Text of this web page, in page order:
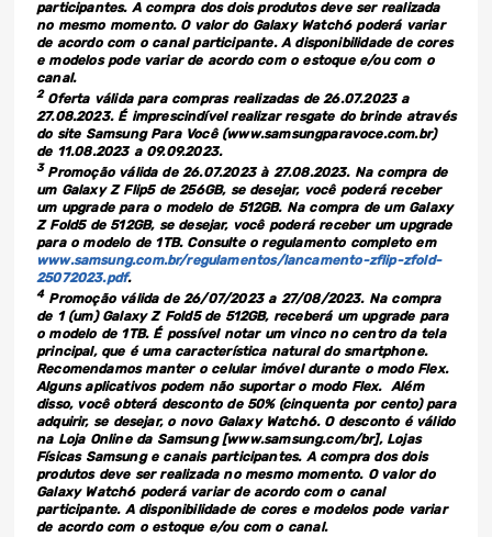
participantes. A compra dos dois produtos deve ser realizada
no mesmo momento. O valor do Galaxy Watch6 poderá variar
de acordo com o canal participante. A disponibilidade de cores
e modelos pode variar de acordo com o estoque e/ou com o
canal.
2Oferta válida para compras realizadas de 26.07.2023 a
27.08.2023. É imprescindível realizar resgate do brinde através
do site Samsung Para Você (www.samsungparavoce.com.br)
de 11.08.2023 a 09.09.2023.
3Promoção válida de 26.07.2023 à 27.08.2023. Na compra de
um Galaxy Z Flip5 de 256GB, se desejar, você poderá receber
um upgrade para o modelo de 512GB. Na compra de um Galaxy
Z Fold5 de 512GB, se desejar, você poderá receber um upgrade
para o modelo de 1TB. Consulte o regulamento completo em
www.samsung.com.br/regulamentos/lancamento-zflip-zfold-
25072023.pdf.
4Promoção válida de 26/07/2023 a 27/08/2023. Na compra
de 1 (um) Galaxy Z Fold5 de 512GB, receberá um upgrade para
o modelo de 1TB. É possível notar um vinco no centro da tela
principal, que é uma característica natural do smartphone.
Recomendamos manter o celular imóvel durante o modo Flex.
Alguns aplicativos podem não suportar o modo Flex. Além
disso, você obterá desconto de 50% (cinquenta por cento) para
adquirir, se desejar, o novo Galaxy Watch6. O desconto é válido
na Loja Online da Samsung [www.samsung.com/br], Lojas
Físicas Samsung e canais participantes. A compra dos dois
produtos deve ser realizada no mesmo momento. O valor do
Galaxy Watch6 poderá variar de acordo com o canal
participante. A disponibilidade de cores e modelos pode variar
de acordo com o estoque e/ou com o canal.